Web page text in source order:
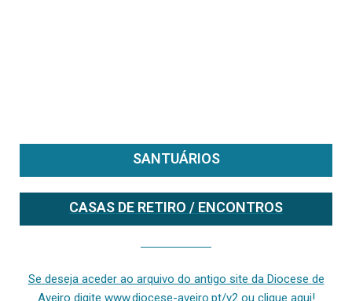
SANTUÁRIOS
CASAS DE RETIRO / ENCONTROS
Se deseja aceder ao arquivo do antigo site da Diocese de
Aveiro digite www.diocese-aveiro.pt/v2 ou clique aqui!